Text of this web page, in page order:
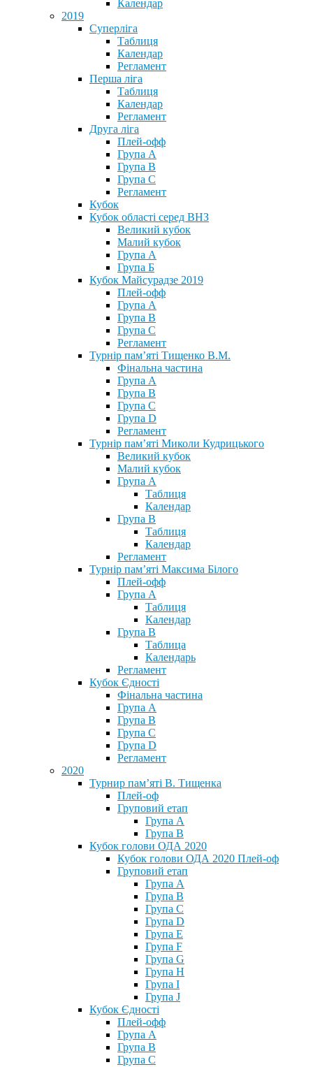
Календар
2019
Суперліга
Таблиця
Календар
Регламент
Перша ліга
Таблиця
Календар
Регламент
Друга ліга
Плей-офф
Група А
Група В
Група С
Регламент
Кубок
Кубок області серед ВНЗ
Великий кубок
Малий кубок
Група А
Група Б
Кубок Майсурадзе 2019
Плей-офф
Група А
Група В
Група С
Регламент
Турнір пам’яті Тищенко В.М.
Фінальна частина
Група А
Група В
Група С
Група D
Регламент
Турнір пам’яті Миколи Кудрицького
Великий кубок
Малий кубок
Група А
Таблиця
Календар
Група В
Таблиця
Календар
Регламент
Турнір пам’яті Максима Білого
Плей-офф
Група А
Таблиця
Календар
Група В
Таблица
Календарь
Регламент
Кубок Єдності
Фінальна частина
Група А
Група В
Група С
Група D
Регламент
2020
Турнир пам’яті В. Тищенка
Плей-оф
Груповий етап
Група А
Група В
Кубок голови ОДА 2020
Кубок голови ОДА 2020 Плей-оф
Груповий етап
Група A
Група B
Група C
Група D
Група E
Група F
Група G
Група H
Група I
Група J
Кубок Єдності
Плей-офф
Група А
Група В
Група С